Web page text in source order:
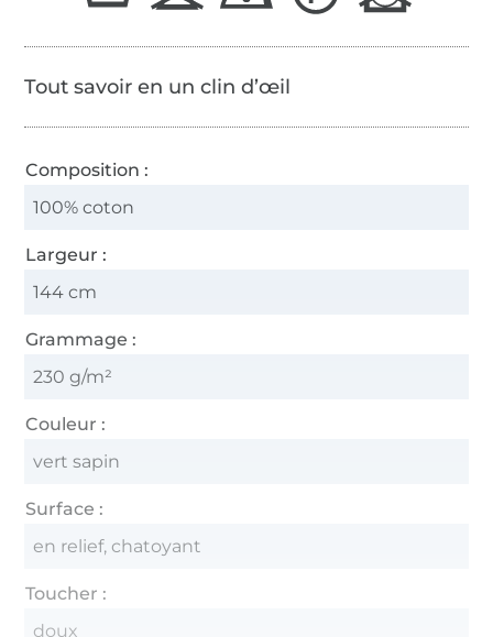
Tout savoir en un clin d’œil
Composition :
100% coton
Largeur :
144 cm
Grammage :
230 g/m²
Couleur :
vert sapin
Surface :
en relief, chatoyant
Toucher :
doux